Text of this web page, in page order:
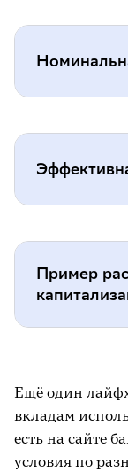
вклада и
простого
Простые
начальной
ставки за
на другой
учётом
на 0,1 –
основе
Суть
Пример
Без
С
Ещё один
вкладам
есть на сайте
условия по